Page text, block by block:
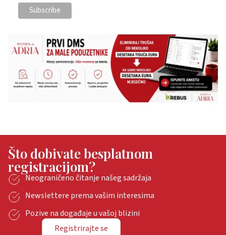
Što dobivate besplatnom
registracijom?
Neograničeno čitanje našeg sadržaja
Newslettere prema vašim interesima
Pozive na događaje u vašoj blizini
Registrirajte se